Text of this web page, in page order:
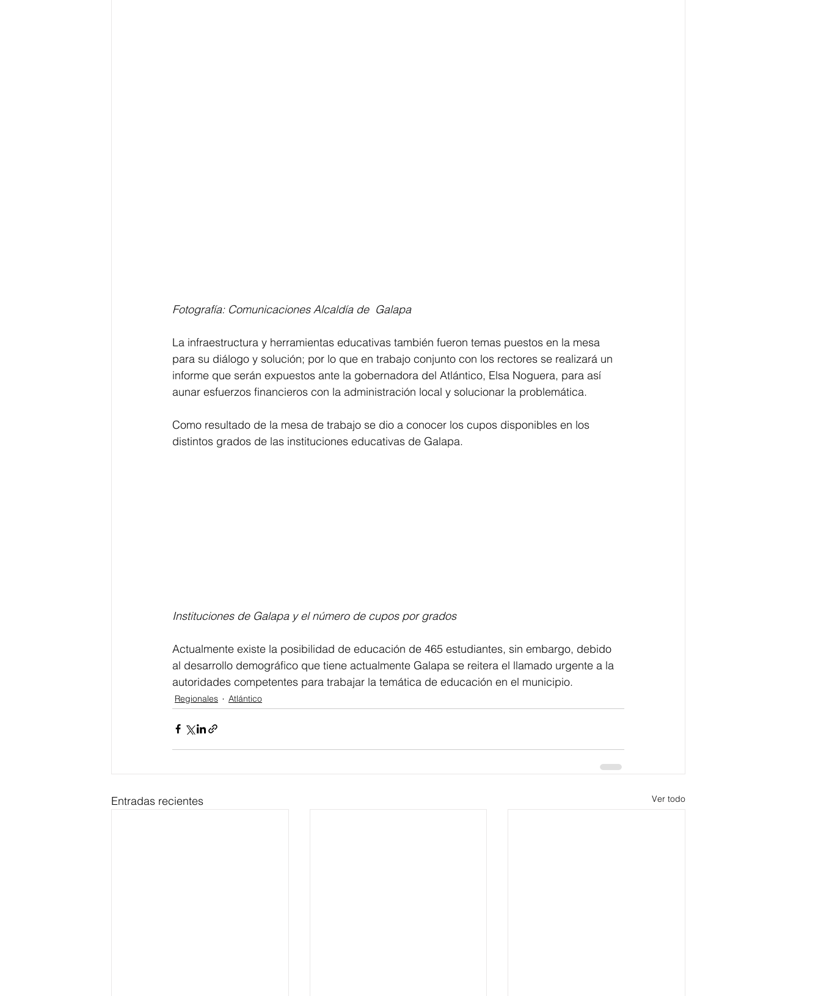
Fotografía: Comunicaciones Alcaldía de  Galapa
La infraestructura y herramientas educativas también fueron temas puestos en la mesa
para su diálogo y solución; por lo que en trabajo conjunto con los rectores se realizará un
informe que serán expuestos ante la gobernadora del Atlántico, Elsa Noguera, para así
aunar esfuerzos financieros con la administración local y solucionar la problemática.
Como resultado de la mesa de trabajo se dio a conocer los cupos disponibles en los
distintos grados de las instituciones educativas de Galapa.
Instituciones de Galapa y el número de cupos por grados
Actualmente existe la posibilidad de educación de 465 estudiantes, sin embargo, debido
al desarrollo demográfico que tiene actualmente Galapa se reitera el llamado urgente a la
autoridades competentes para trabajar la temática de educación en el municipio.
Regionales Atlántico
Entradas recientes Ver todo